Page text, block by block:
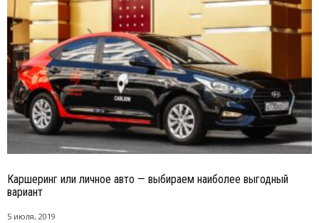
Каршеринг или личное авто — выбираем наиболее выгодный
вариант
5 июля, 2019